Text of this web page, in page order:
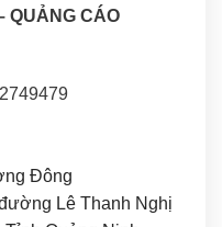
QUẢNG CÁO
Đông
Lê Thanh Nghị